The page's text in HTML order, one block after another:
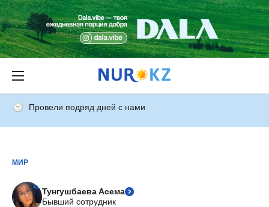
Провели подряд дней с нами
МИР
Тунгушбаева Асема
Бывший сотрудник